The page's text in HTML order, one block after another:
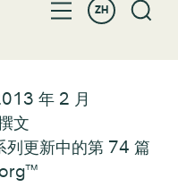
ZH
年 2 月
文
列更新中的第 74 篇